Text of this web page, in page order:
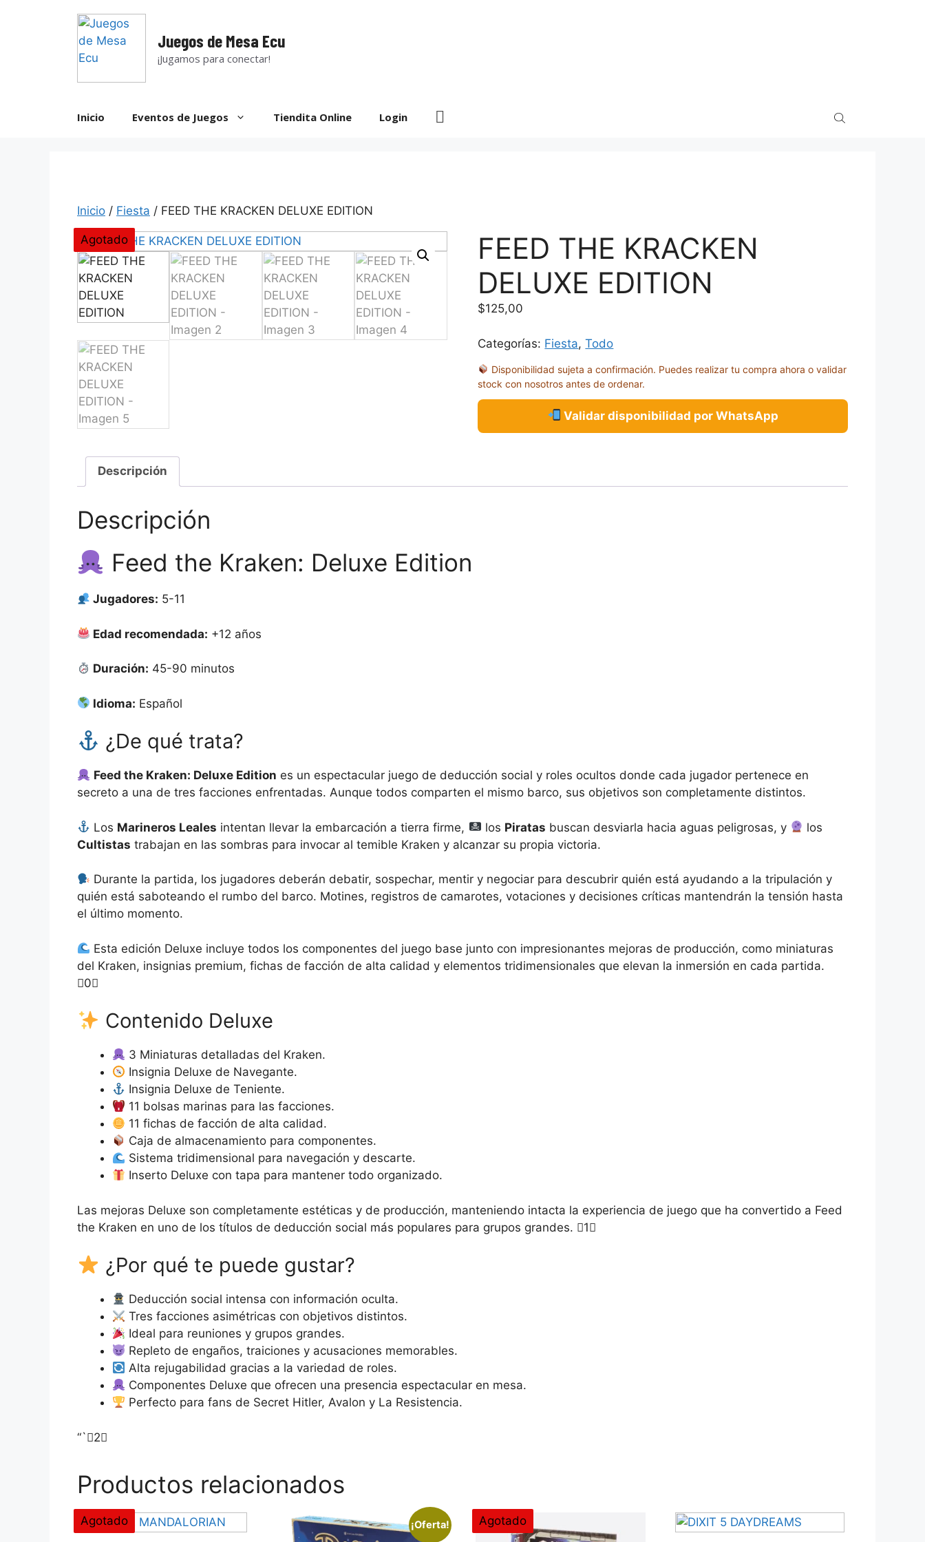
Juegos de Mesa Ecu
¡Jugamos para conectar!
Inicio Eventos de Juegos Tiendita Online Login
Inicio / Fiesta / FEED THE KRACKEN DELUXE EDITION
Agotado
FEED THE KRACKEN
DELUXE EDITION
$125,00
Categorías: Fiesta,Todo
Disponibilidad sujeta a confirmación. Puedes realizar tu compra ahora o validar
stock con nosotros antes de ordenar.
Validar disponibilidad por WhatsApp
Descripción
Descripción
Feed the Kraken: Deluxe Edition
Jugadores: 5-11
Edad recomendada: +12 años
Duración: 45-90 minutos
Idioma: Español
¿De qué trata?
Feed the Kraken: Deluxe Edition es un espectacular juego de deducción social y roles ocultos donde cada jugador pertenece en
secreto a una de tres facciones enfrentadas. Aunque todos comparten el mismo barco, sus objetivos son completamente distintos.
Los Marineros Leales intentan llevar la embarcación a tierra firme, los Piratas buscan desviarla hacia aguas peligrosas, y
los
Cultistas trabajan en las sombras para invocar al temible Kraken y alcanzar su propia victoria.
Durante la partida, los jugadores deberán debatir, sospechar, mentir y negociar para descubrir quién está ayudando a la tripulación y
quién está saboteando el rumbo del barco. Motines, registros de camarotes, votaciones y decisiones críticas mantendrán la tensión hasta
el último momento.
Esta edición Deluxe incluye todos los componentes del juego base junto con impresionantes mejoras de producción, como miniaturas
del Kraken, insignias premium, fichas de facción de alta calidad y elementos tridimensionales que elevan la inmersión en cada partida.
0
Contenido Deluxe
3 Miniaturas detalladas del Kraken.
Insignia Deluxe de Navegante.
Insignia Deluxe de Teniente.
11 bolsas marinas para las facciones.
11 fichas de facción de alta calidad.
Caja de almacenamiento para componentes.
Sistema tridimensional para navegación y descarte.
Inserto Deluxe con tapa para mantener todo organizado.
Las mejoras Deluxe son completamente estéticas y de producción, manteniendo intacta la experiencia de juego que ha convertido a Feed
the Kraken en uno de los títulos de deducción social más populares para grupos grandes. 1
¿Por qué te puede gustar?
Deducción social intensa con información oculta.
Tres facciones asimétricas con objetivos distintos.
Ideal para reuniones y grupos grandes.
Repleto de engaños, traiciones y acusaciones memorables.
Alta rejugabilidad gracias a la variedad de roles.
Componentes Deluxe que ofrecen una presencia espectacular en mesa.
Perfecto para fans de Secret Hitler, Avalon y La Resistencia.
“`2
Productos relacionados
Agotado ¡Oferta! Agotado